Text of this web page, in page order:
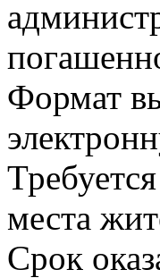
Формат
места
Срок